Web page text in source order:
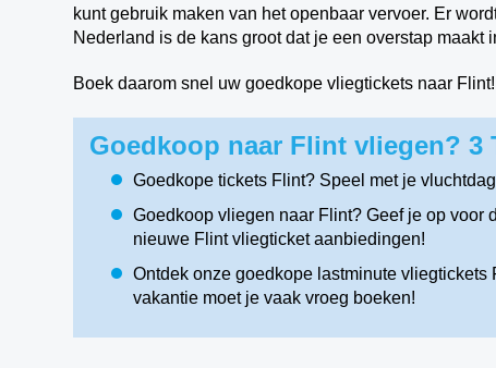
kunt gebruik maken van het openbaar vervoer. Er
Nederland is de kans groot dat je een overstap maakt
Boek daarom snel uw goedkope vliegtickets naar Flint!
Goedkoop naar Flint vliegen? 3
Goedkope tickets Flint? Speel met je
Goedkoop vliegen naar Flint? Geef je op voor
nieuwe Flint vliegticket aanbiedingen!
Ontdek onze goedkope lastminute
vakantie moet je vaak vroeg boeken!